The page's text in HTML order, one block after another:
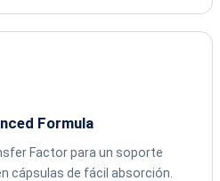
Formula
Factor para un soporte
cápsulas de fácil absorción.